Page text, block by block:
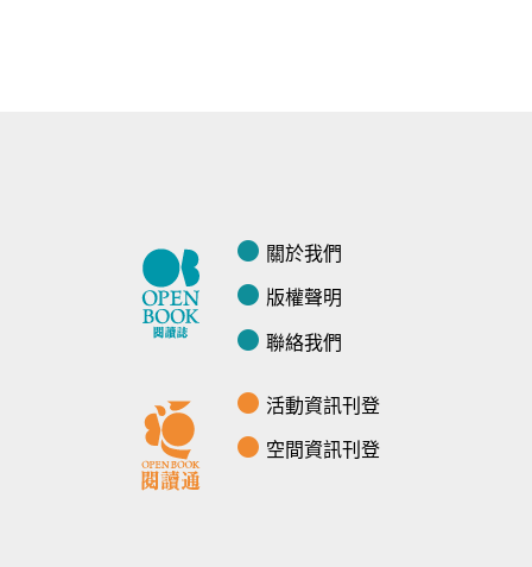
關於我們
版權聲明
聯絡我們
活動資訊刊登
空間資訊刊登